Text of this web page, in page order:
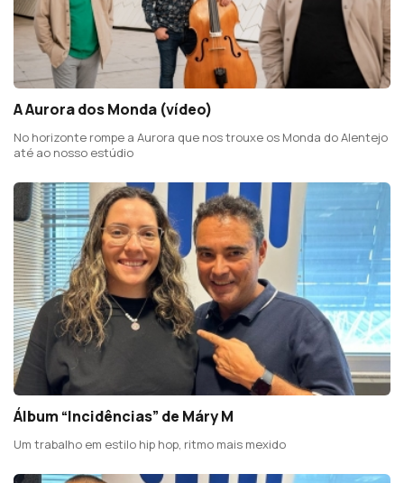
A Aurora dos Monda (vídeo)
No horizonte rompe a Aurora que nos trouxe os Monda do Alentejo
até ao nosso estúdio
Álbum “Incidências” de Máry M
Um trabalho em estilo hip hop, ritmo mais mexido